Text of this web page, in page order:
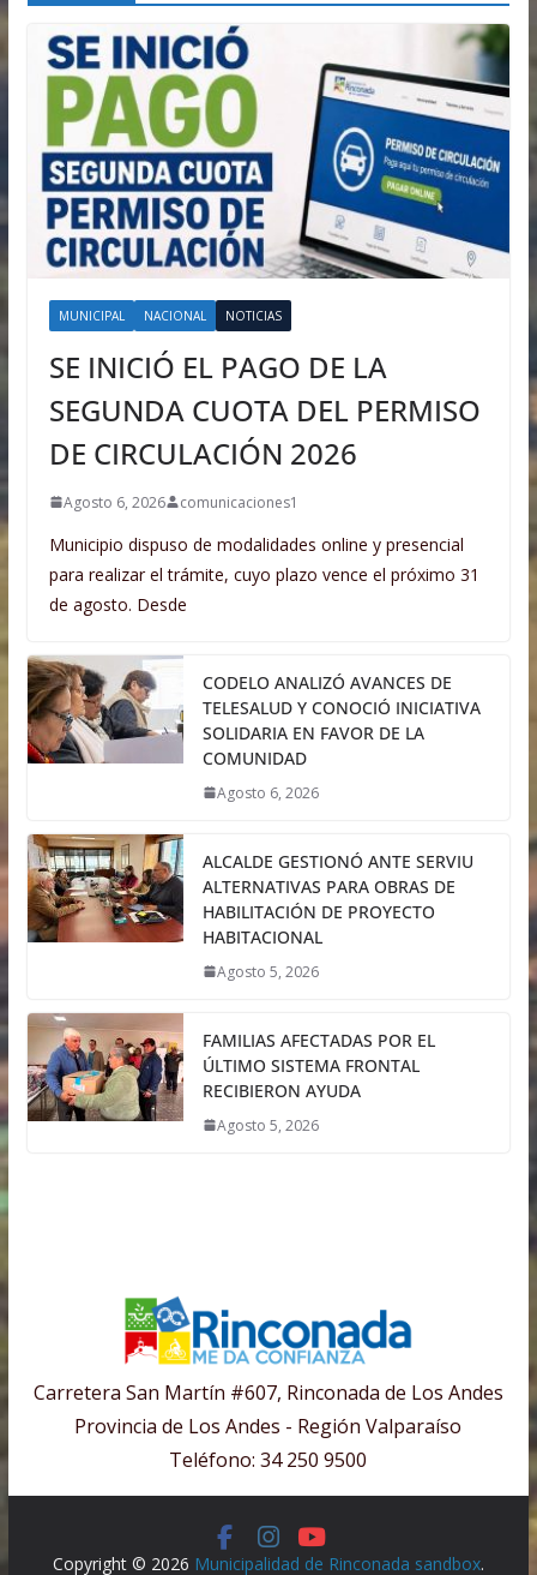
MUNICIPAL NACIONAL NOTICIAS
SE INICIÓ EL PAGO DE LA
SEGUNDA CUOTA DEL PERMISO
DE CIRCULACIÓN 2026
Agosto 6, 2026 comunicaciones1
Municipio dispuso de modalidades online y presencial
para realizar el trámite, cuyo plazo vence el próximo 31
de agosto. Desde
CODELO ANALIZÓ AVANCES DE
TELESALUD Y CONOCIÓ INICIATIVA
SOLIDARIA EN FAVOR DE LA
COMUNIDAD
Agosto 6, 2026
ALCALDE GESTIONÓ ANTE SERVIU
ALTERNATIVAS PARA OBRAS DE
HABILITACIÓN DE PROYECTO
HABITACIONAL
Agosto 5, 2026
FAMILIAS AFECTADAS POR EL
ÚLTIMO SISTEMA FRONTAL
RECIBIERON AYUDA
Agosto 5, 2026
Carretera San Martín #607, Rinconada de Los Andes
Provincia de Los Andes - Región Valparaíso
Teléfono: 34 250 9500
Copyright © 2026 Municipalidad de Rinconada sandbox.